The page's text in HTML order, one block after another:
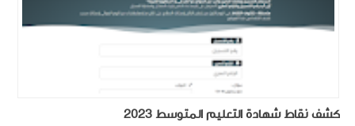
كشف نقاط شهادة التعليم المتوسط 2023